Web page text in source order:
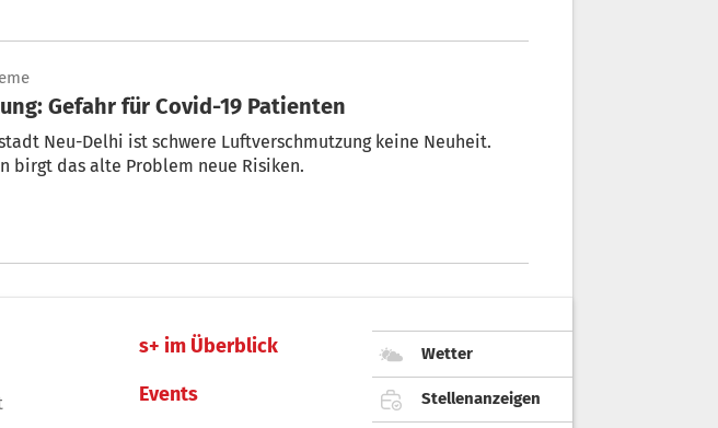
Gefahr für Covid-19 Patienten
Neu-Delhi ist schwere Luftverschmutzung keine Neuheit.
birgt das alte Problem neue Risiken.
s+ im Überblick
Events
Wetter
Stellenanzeigen